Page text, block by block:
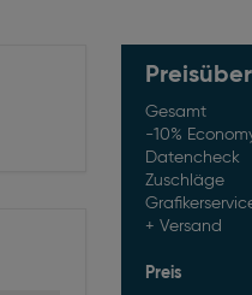
Gesamt
-10%
Datencheck
Zuschläge
Versand
Preis